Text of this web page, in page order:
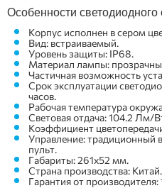
Особенности светодиодного
Корпус исполнен в сером
Вид: встраиваемый.
Уровень защиты: IP68.
Материал лампы:
Частичная возможность
Срок эксплуатации
часов.
Рабочая температура
Световая отдача: 104.2 Лм/
Коэффициент
Управление: традиционный
пульт.
Габариты: 261х52 мм.
Страна производства: Китай.
Гарантия от производителя: